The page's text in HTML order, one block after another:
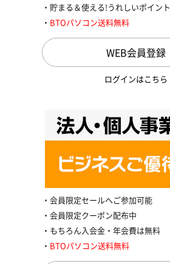
貯まる＆使える!うれしいポイント
BTOパソコン送料無料
WEB会員登録
ログインはこちら
会員限定セールへご参加可能
会員限定クーポン配布中
もちろん入会金・年会費は無料
BTOパソコン送料無料